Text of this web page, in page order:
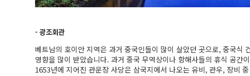
- 광조회관
베트남의 호이안 지역은 과거 중국인들이 많이 살았던 곳으로, 중국
영향을 많이 받았습니다. 과거 중국 무역상이나 항해사들의 휴식 공
1653년에 지어진 관운장 사당은 삼국지에서 나오는 유비, 관우, 장비